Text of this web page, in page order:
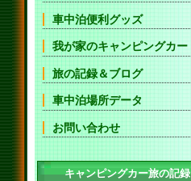
車中泊便利グッズ
我が家のキャンピングカー
旅の記録＆ブログ
車中泊場所データ
お問い合わせ
キャンピングカー旅の記録